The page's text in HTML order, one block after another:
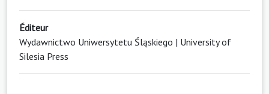
Éditeur
Wydawnictwo Uniwersytetu Śląskiego | University of
Silesia Press